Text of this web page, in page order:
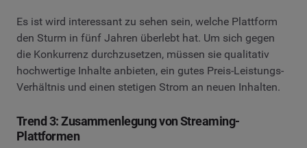
Es ist wird interessant zu sehen sein, welche Plattform
den Sturm in fünf Jahren überlebt hat. Um sich gegen
die Konkurrenz durchzusetzen, müssen sie qualitativ
hochwertige Inhalte anbieten, ein gutes Preis-Leistungs-
Verhältnis und einen stetigen Strom an neuen Inhalten.
Trend 3: Zusammenlegung von Streaming-
Plattformen